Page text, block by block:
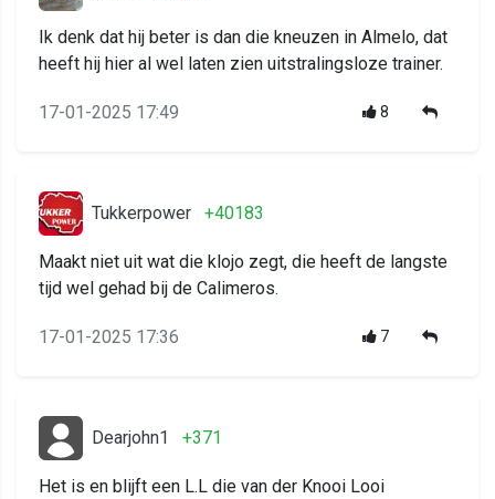
Ik denk dat hij beter is dan die kneuzen in Almelo, dat
heeft hij hier al wel laten zien uitstralingsloze trainer.
17-01-2025 17:49 8
Tukkerpower +40183
Maakt niet uit wat die klojo zegt, die heeft de langste
tijd wel gehad bij de Calimeros.
17-01-2025 17:36 7
Dearjohn1 +371
Het is en blijft een L.L die van der Knooi Looi